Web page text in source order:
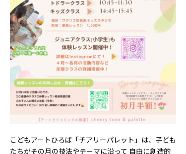
こどもアートひろば「チアリーパレット」は、子ども
たちがその月の技法やテーマに沿って 自由に創造的